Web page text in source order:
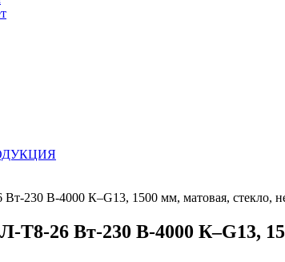
230 В-4000 К–G13, 1500 мм, матовая, стекло,
Т8-26 Вт-230 В-4000 К–G13,